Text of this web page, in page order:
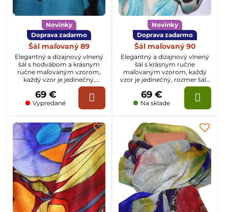
Novinky
Doprava zadarmo
Šál maľovaný 89
Elegantný a dizajnový vlnený
šál s hodvábom a krásnym
ručne maľovaným vzorom,
každý vzor je jedinečný,
rozmer šálu je 70x200cm
Vypredané
69 €
Novinky
Doprava zadarmo
Šál maľovaný 90
Elegantný a dizajnový vlnený
šál s krásnym ručne
maľovaným vzorom, každý
vzor je jedinečný, rozmer šálu
je 70x200cm
Na sklade
69 €